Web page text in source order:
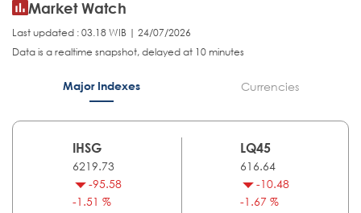
Market Watch
Last updated : 03.18 WIB | 24/07/2026
Data is a realtime snapshot, delayed at 10 minutes
Major Indexes Currencies
IHSG
6219.73
-95.58
-1.51 %
LQ45
616.64
-10.48
-1.67 %